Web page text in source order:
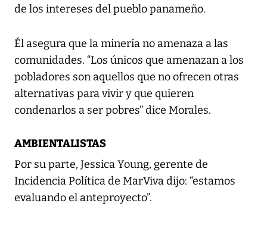
de los intereses del pueblo panameño.
Él asegura que la minería no amenaza a las
comunidades. “Los únicos que amenazan a los
pobladores son aquellos que no ofrecen otras
alternativas para vivir y que quieren
condenarlos a ser pobres” dice Morales.
AMBIENTALISTAS
Por su parte, Jessica Young, gerente de
Incidencia Política de MarViva dijo: “estamos
evaluando el anteproyecto”.